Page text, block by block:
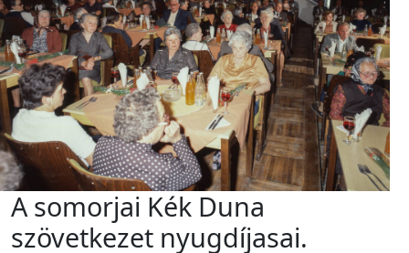
A somorjai Kék Duna
szövetkezet nyugdíjasai.